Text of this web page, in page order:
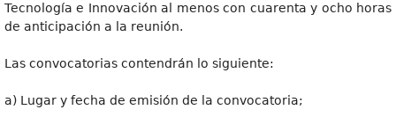
Tecnología e Innovación al menos con cuarenta y ocho horas
de anticipación a la reunión.
Las convocatorias contendrán lo siguiente:
a) Lugar y fecha de emisión de la convocatoria;